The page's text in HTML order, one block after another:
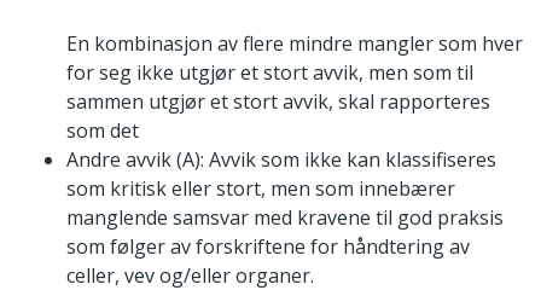
En kombinasjon av flere mindre mangler som hver
for seg ikke utgjør et stort avvik, men som til
sammen utgjør et stort avvik, skal rapporteres
som det
Andre avvik (A): Avvik som ikke kan klassifiseres
som kritisk eller stort, men som innebærer
manglende samsvar med kravene til god praksis
som følger av forskriftene for håndtering av
celler, vev og/eller organer.